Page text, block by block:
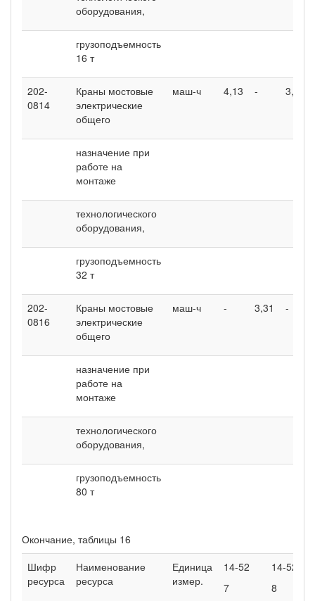
оборудования,
грузоподъемность
16 т
202-
0814
Краны мостовые
электрические
общего
маш-ч 4,13 - 3,15
назначение при
работе на
монтаже
технологического
оборудования,
грузоподъемность
32 т
202-
0816
Краны мостовые
электрические
общего
маш-ч - 3,31 -
назначение при
работе на
монтаже
технологического
оборудования,
грузоподъемность
80 т
Окончание, таблицы 16
Шифр
ресурса
Наименование
ресурса
Единица
измер.
14-52
7
14-52
8